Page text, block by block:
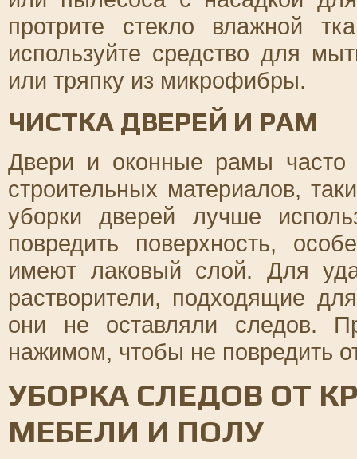
протрите стекло влажной
используйте средство для
или тряпку из микрофибры.
ЧИСТКА ДВЕРЕЙ И РАМ
Двери и оконные рамы часто
строительных материалов,
уборки дверей лучше
повредить поверхность,
имеют лаковый слой. Для
растворители, подходящие
они не оставляли следов.
нажимом, чтобы не повредить
УБОРКА СЛЕДОВ ОТ
МЕБЕЛИ И ПОЛУ